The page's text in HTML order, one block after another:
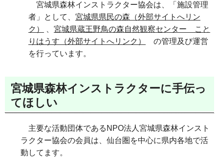
宮城県森林インストラクター協会は、「施設管理
者」として、 宮城県県民の森（外部サイトへリン
ク）
宮城県蔵王野鳥の森自然観察センター こと
りはうす（外部サイトへリンク）
の管理及び運営
を行っています。
宮城県森林インストラクターに手伝っ
てほしい
主要な活動団体であるNPO法人宮城県森林インスト
ラクター協会の会員は、仙台圏を中心に県内各地で活
動してます。